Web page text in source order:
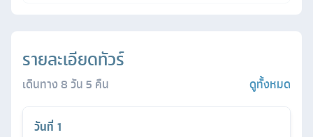
รายละเอียดทัวร์
เดินทาง8วัน5 คืน ดูทั้งหมด
วันที่ 1